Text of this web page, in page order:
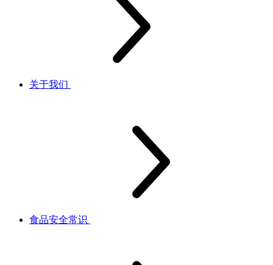
关于我们
食品安全常识